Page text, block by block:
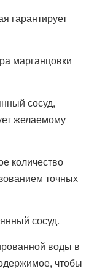
гарантирует
марганцовки
сосуд,
желаемому
количество
точных
сосуд.
воды в
чтобы